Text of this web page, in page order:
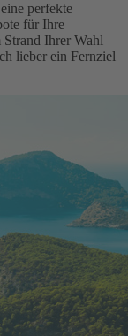
perfekte
für Ihre
Strand Ihrer Wahl
lieber ein Fernziel